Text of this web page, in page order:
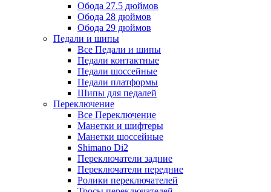
Обода 27.5 дюймов
Обода 28 дюймов
Обода 29 дюймов
Педали и шипы
Все Педали и шипы
Педали контактные
Педали шоссейные
Педали платформы
Шипы для педалей
Переключение
Все Переключение
Манетки и шифтеры
Манетки шоссейные
Shimano Di2
Переключатели задние
Переключатели передние
Ролики переключателей